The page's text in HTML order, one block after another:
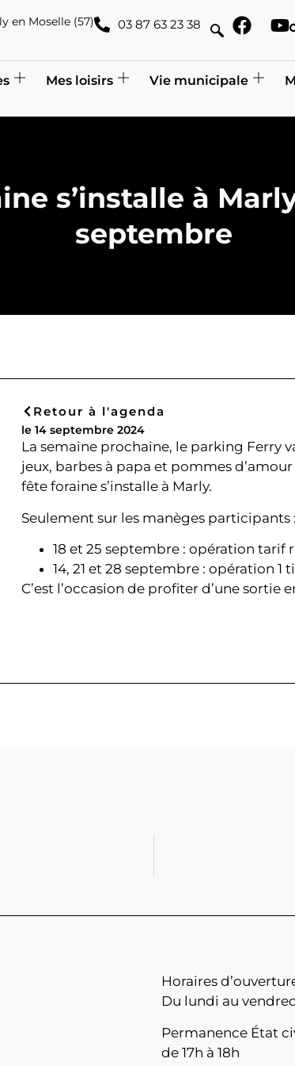
en Moselle (57) 03 87 63 23 38
Mes loisirs Vie municipale
s’installe à
septembre
Retour à l'agenda
le 14 septembre 2024
La semaine prochaine, le parking Ferry
jeux, barbes à papa et pommes
fête foraine s’installe à Marly.
Seulement sur les manèges participants :
18 et 25 septembre : opération tarif
14, 21 et 28 septembre : opération
C’est l’occasion de profiter d’une sortie
Horaires
Du lundi au
Permanence État
de 17h à 18h